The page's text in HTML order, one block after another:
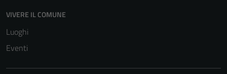
VIVERE IL COMUNE
Luoghi
Eventi
essere